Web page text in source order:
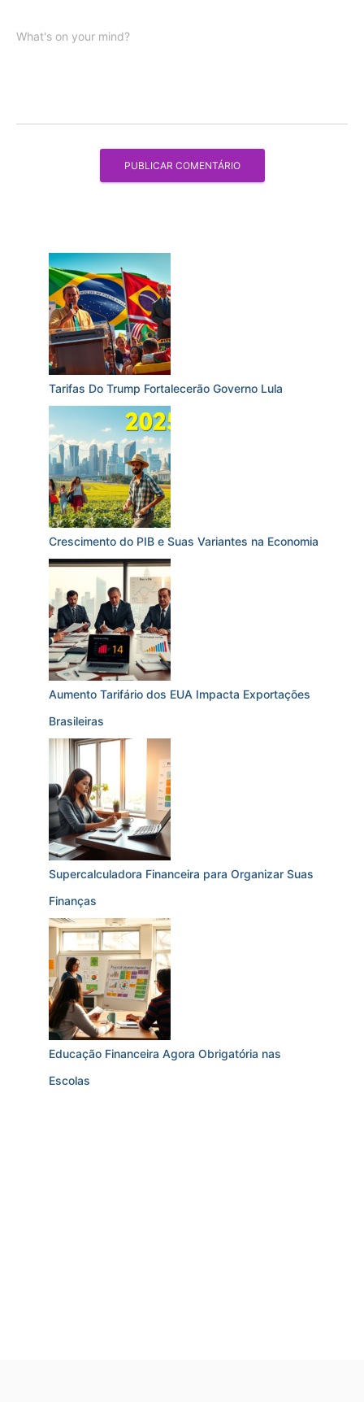
What's on your mind?
Tarifas Do Trump Fortalecerão Governo Lula
Crescimento do PIB e Suas Variantes na Economia
Aumento Tarifário dos EUA Impacta Exportações
Brasileiras
Supercalculadora Financeira para Organizar Suas
Finanças
Educação Financeira Agora Obrigatória nas
Escolas